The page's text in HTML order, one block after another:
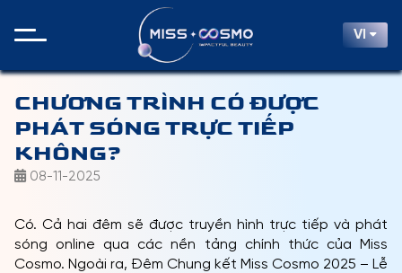
VI
CHƯƠNG TRÌNH CÓ ĐƯỢC
PHÁT SÓNG TRỰC TIẾP
KHÔNG?
08-11-2025
Có. Cả hai đêm sẽ được truyền hình trực tiếp và phát
sóng online qua các nền tảng chính thức của Miss
Cosmo. Ngoài ra, Đêm Chung kết Miss Cosmo 2025 – Lễ